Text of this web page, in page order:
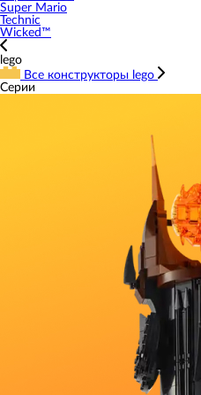
Super Mario
Technic
Wicked™
lego
Все конструкторы lego
Серии